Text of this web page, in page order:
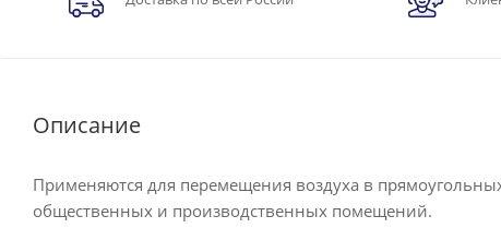
Описание
Применяются для перемещения воздуха в
общественных и производственных помещений.